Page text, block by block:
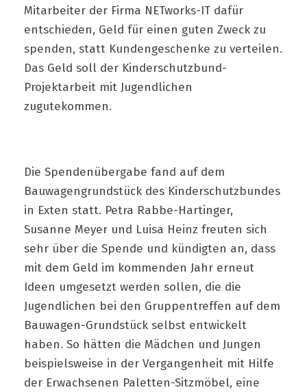
Mitarbeiter der Firma NETworks-IT dafür
entschieden, Geld für einen guten Zweck zu
spenden, statt Kundengeschenke zu verteilen.
Das Geld soll der Kinderschutzbund-
Projektarbeit mit Jugendlichen
zugutekommen.
Die Spendenübergabe fand auf dem
Bauwagengrundstück des Kinderschutzbundes
in Exten statt. Petra Rabbe-Hartinger,
Susanne Meyer und Luisa Heinz freuten sich
sehr über die Spende und kündigten an, dass
mit dem Geld im kommenden Jahr erneut
Ideen umgesetzt werden sollen, die die
Jugendlichen bei den Gruppentreffen auf dem
Bauwagen-Grundstück selbst entwickelt
haben. So hätten die Mädchen und Jungen
beispielsweise in der Vergangenheit mit Hilfe
der Erwachsenen Paletten-Sitzmöbel, eine